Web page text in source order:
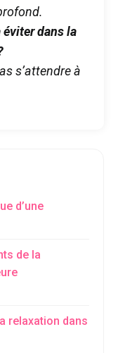
éviter dans la
s’attendre à
d’une
de la
relaxation dans